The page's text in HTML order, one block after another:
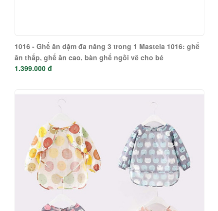
1016 - Ghế ăn dặm đa năng 3 trong 1 Mastela 1016: ghế
ăn thấp, ghế ăn cao, bàn ghế ngồi vẽ cho bé
1.399.000 đ